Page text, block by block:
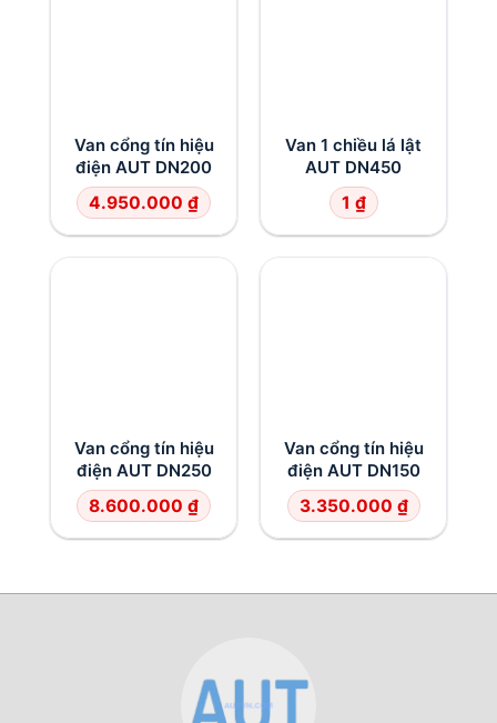
Van cổng tín hiệu
điện AUT DN200
4.950.000 ₫
Van 1 chiều lá lật
AUT DN450
1 ₫
Van cổng tín hiệu
điện AUT DN250
8.600.000 ₫
Van cổng tín hiệu
điện AUT DN150
3.350.000 ₫